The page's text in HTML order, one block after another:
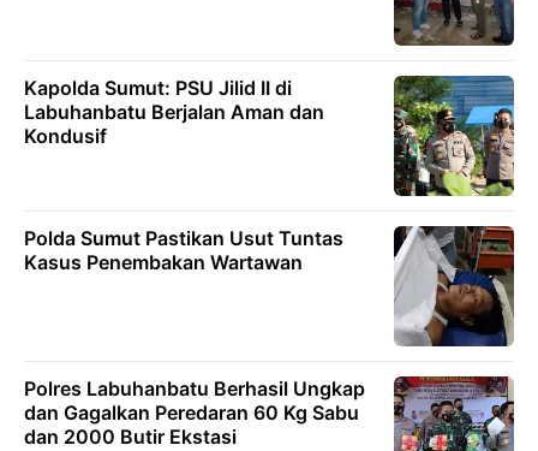
Kapolda Sumut: PSU Jilid II di
Labuhanbatu Berjalan Aman dan
Kondusif
Polda Sumut Pastikan Usut Tuntas
Kasus Penembakan Wartawan
Polres Labuhanbatu Berhasil Ungkap
dan Gagalkan Peredaran 60 Kg Sabu
dan 2000 Butir Ekstasi